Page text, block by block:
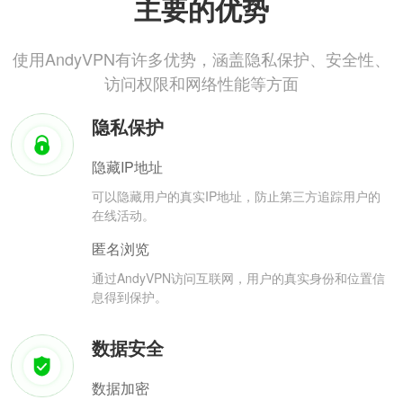
主要的优势
使用AndyVPN有许多优势，涵盖隐私保护、安全性、
访问权限和网络性能等方面
隐私保护
隐藏IP地址
可以隐藏用户的真实IP地址，防止第三方追踪用户的
在线活动。
匿名浏览
通过AndyVPN访问互联网，用户的真实身份和位置信
息得到保护。
数据安全
数据加密